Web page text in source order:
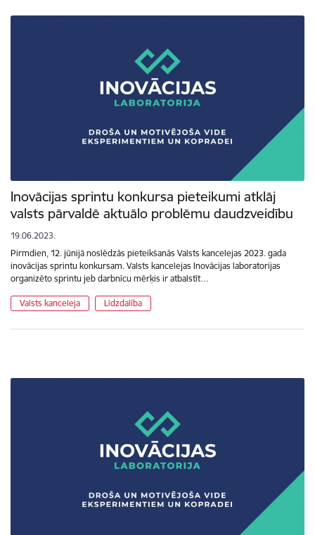
Inovācijas sprintu konkursa pieteikumi atklāj
valsts pārvaldē aktuālo problēmu daudzveidību
19.06.2023.
Pirmdien, 12. jūnijā noslēdzās pieteikšanās Valsts kancelejas 2023. gada
inovācijas sprintu konkursam. Valsts kancelejas Inovācijas laboratorijas
organizēto sprintu jeb darbnīcu mērķis ir atbalstīt…
Valsts kanceleja Līdzdalība